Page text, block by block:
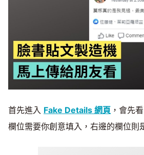
首先進入 Fake Details 網頁 ，會先
欄位需要你創意填入，右邊的欄位則